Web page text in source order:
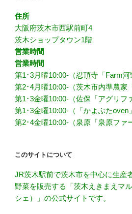
住所
大阪府茨木市西駅前町4
茨木ショップタウン1階
営業時間
営業時間
第1･3月曜10:00-（忍頂寺「Farm河
第2･4月曜10:00-（茨木市内準農家
第1･3金曜10:00-（佐保「アグリフ
第1･3金曜10:00-（「かよぶたoven
第2･4金曜10:00-（泉原「泉原ファ
このサイトについて
JR茨木駅前で茨木市を中心に生産
野菜を販売する「茨木えきまえマ
シェ）」の公式サイトです。